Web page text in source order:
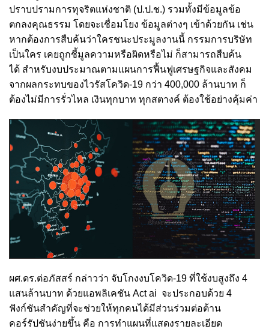
ปราบปรามการทุจริตแห่งชาติ (ป.ป.ช.) รวมทั้งมีข้อมูลข้อ
ตกลงคุณธรรม โดยจะเชื่อมโยง ข้อมูลต่างๆ เข้าด้วยกัน เช่น
หากต้องการสืบค้นว่าใครชนะประมูลงานนี้ กรรมการบริษัท
เป็นใคร เคยถูกชี้มูลความหรือผิดหรือไม่ ก็สามารถสืบค้น
ได้ สำหรับงบประมาณตามแผนการฟื้นฟูเศรษฐกิจและสังคม
จากผลกระทบของไวรัสโควิด-19 กว่า 400,000 ล้านบาท ก็
ต้องไม่มีการรั่วไหล เงินทุกบาท ทุกสตางค์ ต้องใช้อย่างคุ้มค่า
ผศ.ดร.ต่อภัสสร์ กล่าวว่า จับโกงงบโควิด-19 ที่ใช้งบสูงถึง 4
แสนล้านบาท ด้วยแอพลิเคชัน Act ai จะประกอบด้วย 4
ฟังก์ชันสำคัญที่จะช่วยให้ทุกคนได้มีส่วนร่วมต่อต้าน
คอร์รัปชันง่ายขึ้น คือ การทำแผนที่แสดงรายละเอียด